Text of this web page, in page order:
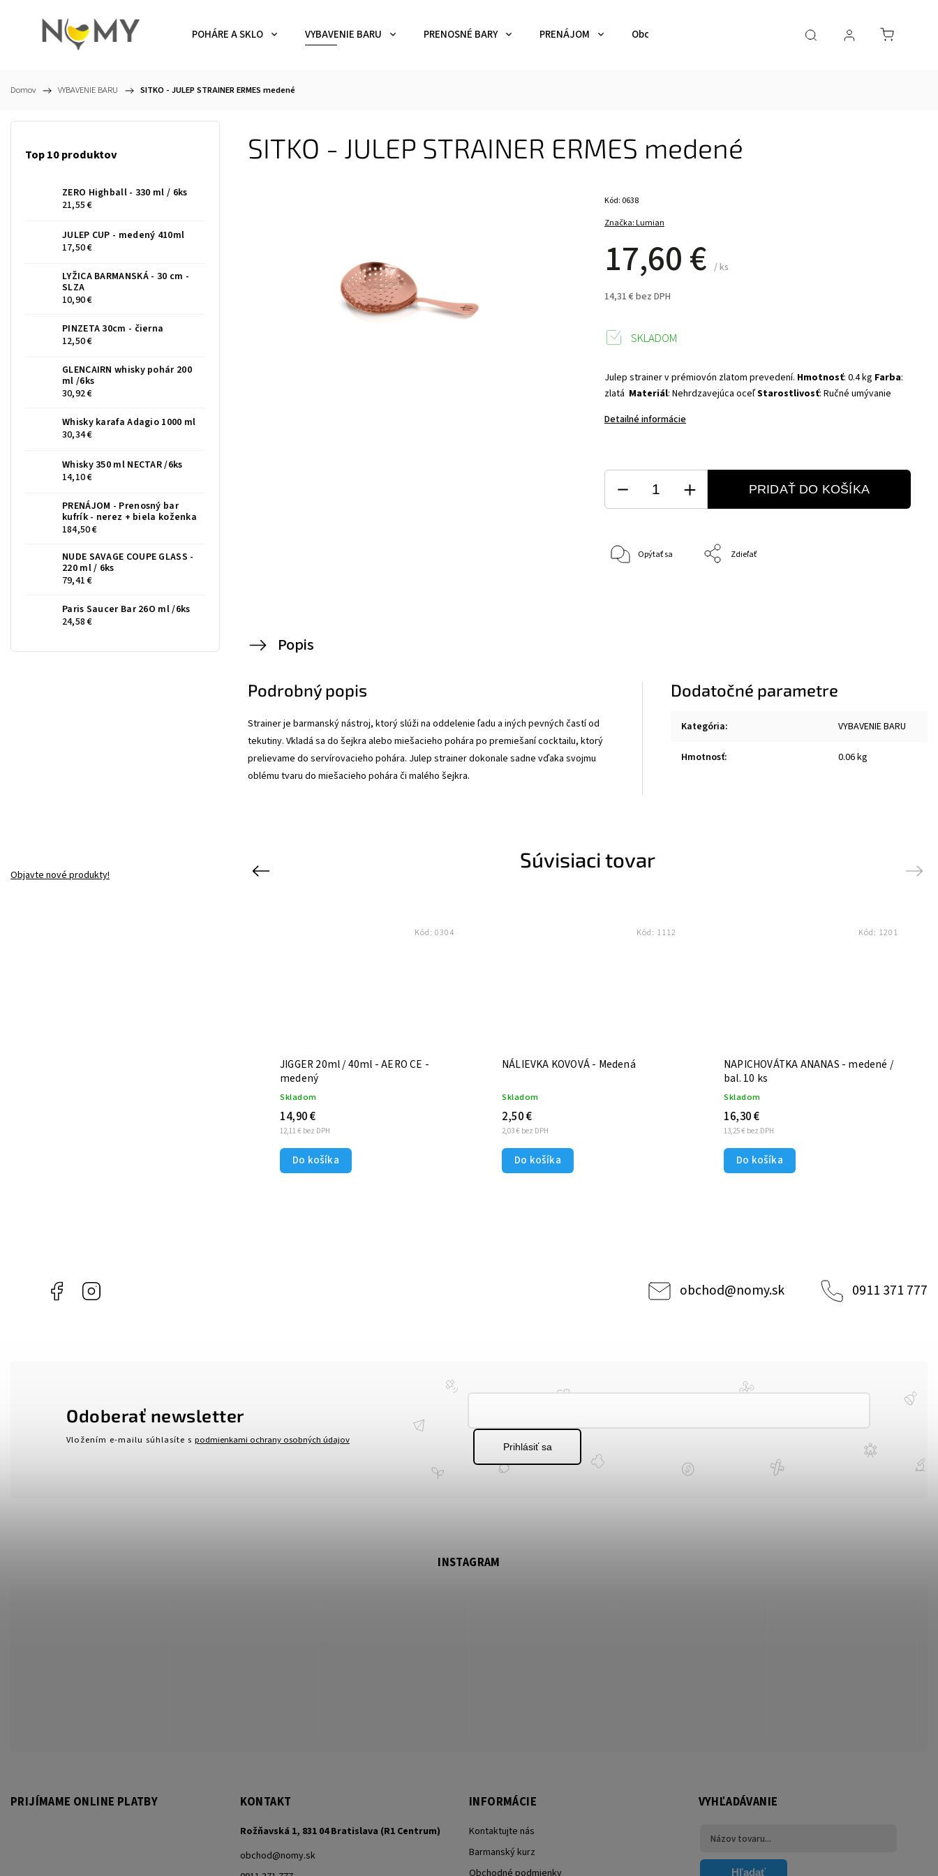
POHÁRE A SKLO VYBAVENIE BARU PRENOSNÉ BARY PRENÁJOM Obchodné podmienky Kontaktujte nás
Domov / VYBAVENIE BARU / SITKO - JULEP STRAINER ERMES medené
Top 10 produktov
ZERO Highball - 330 ml / 6ks
21,55 €
JULEP CUP - medený 410ml
17,50 €
LYŽICA BARMANSKÁ - 30 cm -
SLZA
10,90 €
PINZETA 30cm - čierna
12,50 €
GLENCAIRN whisky pohár 200
ml /6ks
30,92 €
Whisky karafa Adagio 1000 ml
30,34 €
Whisky 350 ml NECTAR /6ks
14,10 €
PRENÁJOM - Prenosný bar
kufrík - nerez + biela koženka
184,50 €
NUDE SAVAGE COUPE GLASS -
220 ml / 6ks
79,41 €
Paris Saucer Bar 26O ml /6ks
24,58 €
Objavte nové produkty!
SITKO - JULEP STRAINER ERMES medené
Značka:Lumian
17,60 € / ks
14,31 € bez DPH
Kód: 0638
Julep strainer v prémiovón zlatom prevedení. Hmotnosť: 0.4 kg Farba:
zlatá Materiál: Nehrdzavejúca oceľStarostlivosť: Ručné umývanie
Detailné informácie
SKLADOM
PRIDAŤ DO KOŠÍKA
Opýtať sa Zdieľať
Popis
Podrobný popis
Strainer je barmanský nástroj, ktorý slúži na oddelenie ľadu a iných pevných častí od
tekutiny. Vkladá sa do šejkra alebo miešacieho pohára po premiešaní cocktailu, ktorý
prelievame do servírovacieho pohára. Julep strainer dokonale sadne vďaka svojmu
oblému tvaru do miešacieho pohára či malého šejkra.
Dodatočné parametre
Kategória: VYBAVENIE BARU
Hmotnosť: 0.06 kg
Súvisiaci tovar
Previous
JIGGER 20ml / 40ml - AERO CE -
medený
Skladom
12,11 € bez DPH
14,90 €
Do košíka
Kód: 0304
NÁLIEVKA KOVOVÁ - Medená
Skladom
2,03 € bez DPH
2,50 €
Do košíka
Kód: 1112
NAPICHOVÁTKA ANANAS - medené /
bal. 10 ks
Skladom
13,25 € bez DPH
16,30 €
Do košíka
Kód: 1201
Next
Facebook obchod@nomy.sk 0911 371 777
PRIJÍMAME ONLINE PLATBY KONTAKT
Rožňavská 1, 831 04 Bratislava (R1 Centrum)
obchod@nomy.sk
INFORMÁCIE
Kontaktujte nás
Barmanský kurz
Odoberať newsletter
Vložením e-mailu súhlasíte s podmienkami ochrany osobných údajov
Prihlásiť sa
VYHĽADÁVANIE
Hľadať
INSTAGRAM